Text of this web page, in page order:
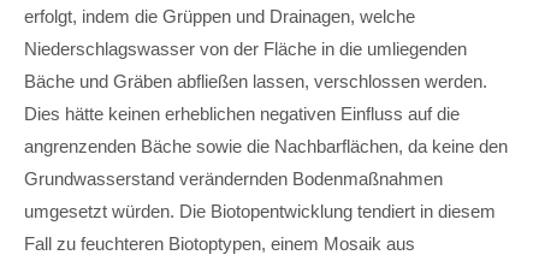
erfolgt, indem die Grüppen und Drainagen, welche
Niederschlagswasser von der Fläche in die umliegenden
Bäche und Gräben abfließen lassen, verschlossen werden.
Dies hätte keinen erheblichen negativen Einfluss auf die
angrenzenden Bäche sowie die Nachbarflächen, da keine den
Grundwasserstand verändernden Bodenmaßnahmen
umgesetzt würden. Die Biotopentwicklung tendiert in diesem
Fall zu feuchteren Biotoptypen, einem Mosaik aus